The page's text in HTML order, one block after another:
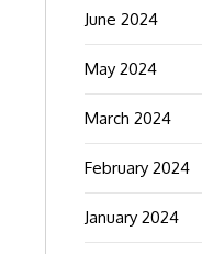
June 2024
May 2024
March 2024
February 2024
January 2024